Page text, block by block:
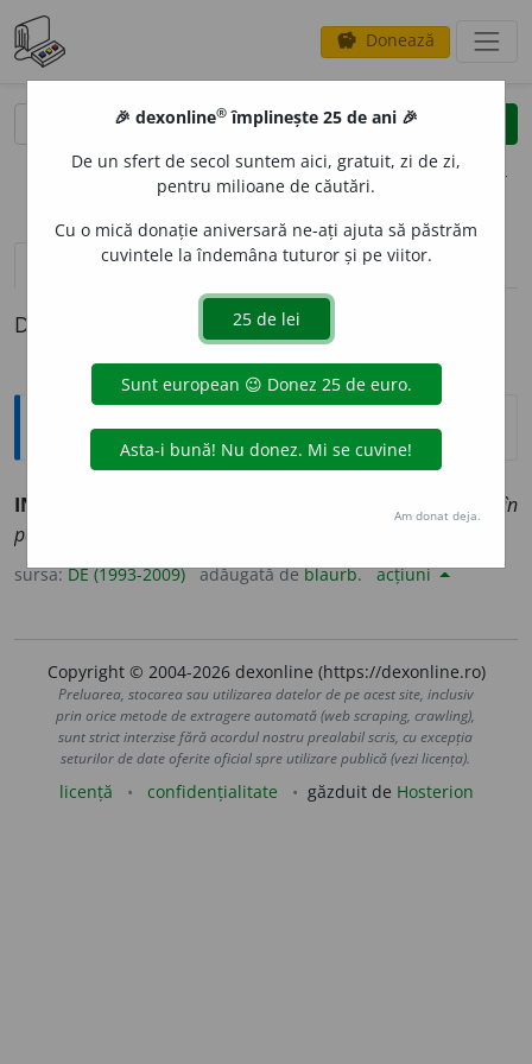
savings Donează
clear
opțiuni
definiții (1)
Definiția cu ID-ul 563925:
Enciclopedice
IN SILVAM NON LIGNA FERAS
să nu duci lemne în
pădure
sursa:DE (1993-2009) adăugată deblaurb. acțiuni
Copyright © 2004-2026 dexonline (https://dexonline.ro)
Preluarea, stocarea sau utilizarea datelor de pe acest site, inclusiv
prin orice metode de extragere automată (web scraping, crawling),
sunt strict interzise fără acordul nostru prealabil scris, cu excepția
seturilor de date oferite oficial spre utilizare publică (vezi licența).
licență confidențialitate găzduit de Hosterion
🎉 dexonline® împlinește 25 de ani 🎉
De un sfert de secol suntem aici, gratuit, zi de zi,
pentru milioane de căutări.
Cu o mică donație aniversară ne-ați ajuta să păstrăm
cuvintele la îndemâna tuturor și pe viitor.
Am donat deja.